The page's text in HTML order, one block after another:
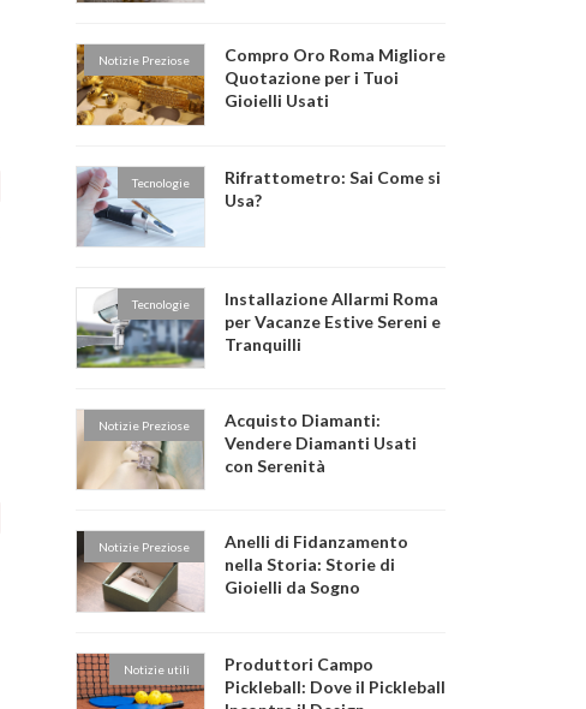
Notizie Preziose
Compro Oro Roma Migliore
Quotazione per i Tuoi
Gioielli Usati
Tecnologie
Rifrattometro: Sai Come si
Usa?
Tecnologie
Installazione Allarmi Roma
per Vacanze Estive Sereni e
Tranquilli
Notizie Preziose
Acquisto Diamanti:
Vendere Diamanti Usati
con Serenità
Notizie Preziose
Anelli di Fidanzamento
nella Storia: Storie di
Gioielli da Sogno
Notizie utili
Produttori Campo
Pickleball: Dove il Pickleball